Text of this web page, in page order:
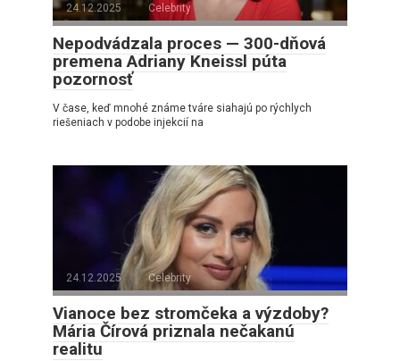
24.12.2025 Celebrity
Nepodvádzala proces — 300-dňová
premena Adriany Kneissl púta
pozornosť
V čase, keď mnohé známe tváre siahajú po rýchlych
riešeniach v podobe injekcií na
24.12.2025 Celebrity
Vianoce bez stromčeka a výzdoby?
Mária Čírová priznala nečakanú
realitu